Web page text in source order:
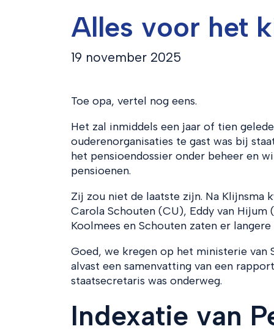
Alles voor het
19 november 2025
Toe opa, vertel nog eens.
Het zal inmiddels een jaar of tien
ouderenorganisaties te gast was bij
het pensioendossier onder beheer en
pensioenen.
Zij zou niet de laatste zijn. Na Klijnsma
Carola Schouten (CU), Eddy van
Koolmees en Schouten zaten er
Goed, we kregen op het ministerie van
alvast een samenvatting van een
staatsecretaris was onderweg.
Indexatie van